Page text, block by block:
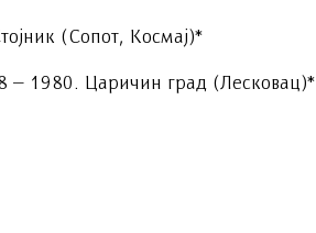
(Сопот, Космај)*
1980. Царичин град (Лесковац)*